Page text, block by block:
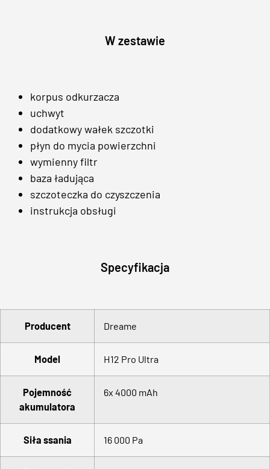
W zestawie
korpus odkurzacza
uchwyt
dodatkowy wałek szczotki
płyn do mycia powierzchni
wymienny filtr
baza ładująca
szczoteczka do czyszczenia
instrukcja obsługi
Specyfikacja
Producent Dreame
Model H12 Pro Ultra
Pojemność
akumulatora
6x 4000 mAh
Siła ssania 16 000 Pa